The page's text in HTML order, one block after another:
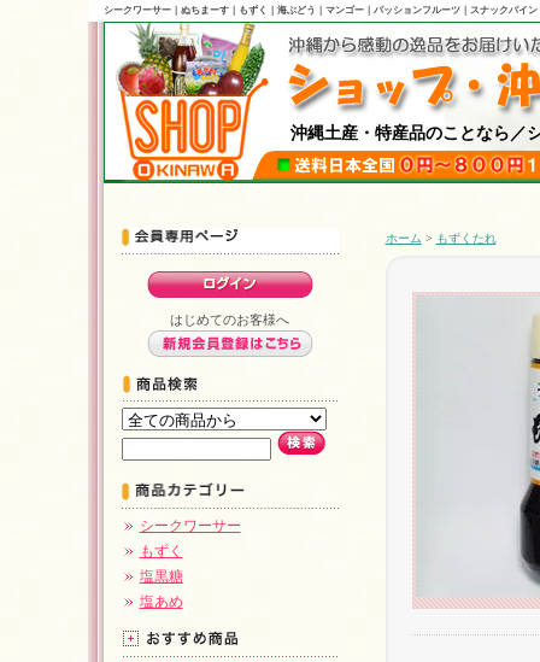
シークワーサー｜ぬちまーす｜もずく｜海ぶどう｜マンゴー｜パッションフルーツ｜スナックパイン
沖縄土産・特産品のことなら／ショ
はじめてのお客様へ
シークワーサー
もずく
塩黒糖
塩あめ
ホーム > もずくたれ